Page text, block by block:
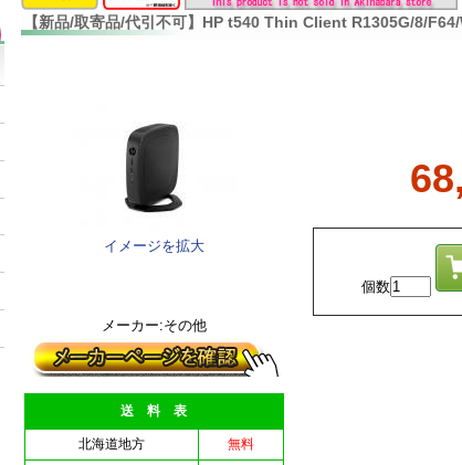
【新品/取寄品/代引不可】HP t540 Thin Client R1305G/8/
イメージを拡大
メーカー:その他
送 料 表
北海道地方
無料
個数